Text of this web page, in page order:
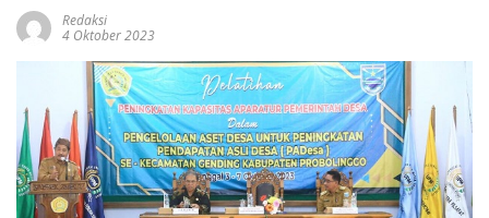
Redaksi
4 Oktober 2023